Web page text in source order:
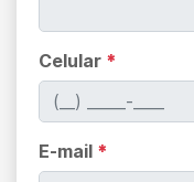
Celular *
E-mail *